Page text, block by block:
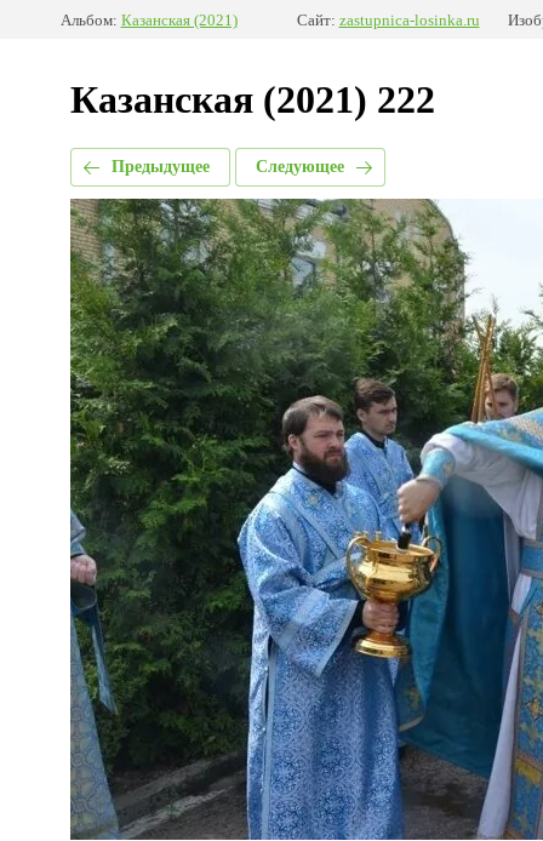
Альбом: Казанская (2021) Сайт: zastupnica-losinka.ru
Казанская (2021) 222
Предыдущее Следующее